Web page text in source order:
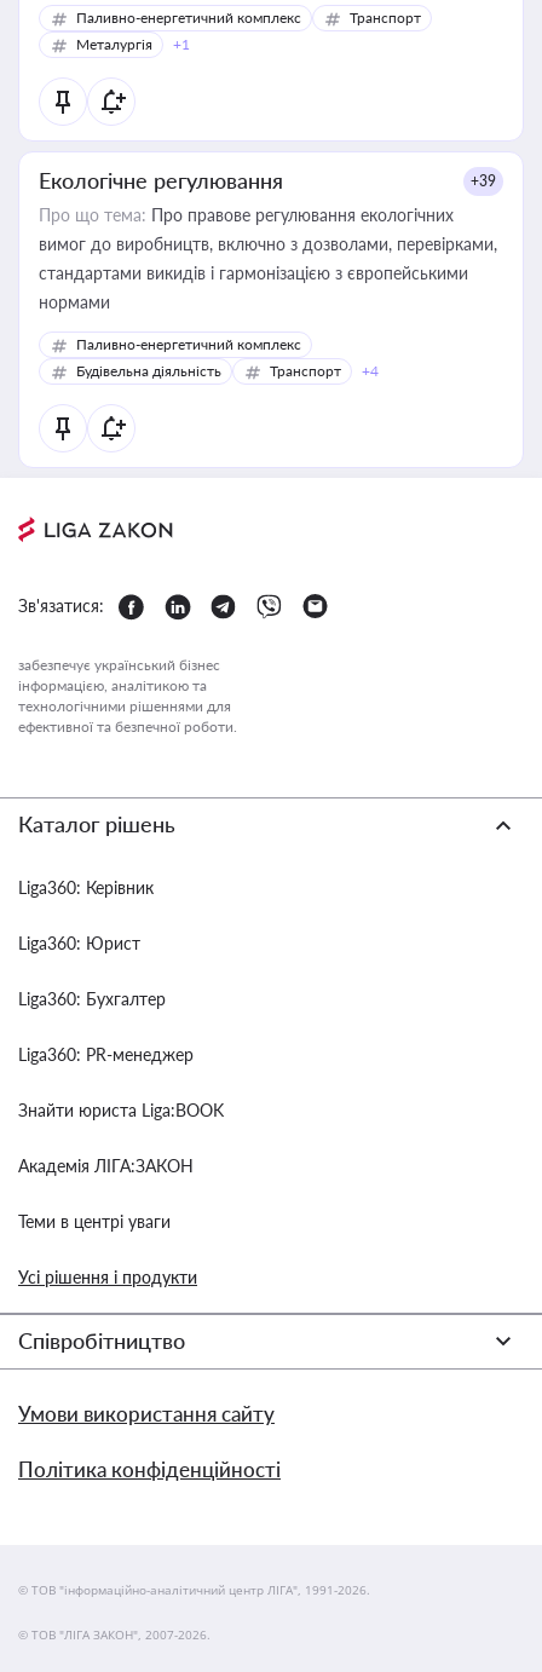
Паливно-енергетичний комплекс
Транспорт
Металургія
+1
Екологічне регулювання +39
Про що тема: Про правове регулювання екологічних
вимог до виробництв, включно з дозволами, перевірками,
стандартами викидів і гармонізацією з європейськими
нормами
Паливно-енергетичний комплекс
Будівельна діяльність
Транспорт +4
Зв'язатися:
забезпечує український бізнес
інформацією, аналітикою та
технологічними рішеннями для
ефективної та безпечної роботи.
Каталог рішень
Liga360: Керівник
Liga360: Юрист
Liga360: Бухгалтер
Liga360: PR-менеджер
Знайти юриста Liga:BOOK
Академія ЛІГА:ЗАКОН
Теми в центрі уваги
Усі рішення і продукти
Співробітництво
Умови використання сайту
Політика конфіденційності
© ТОВ "інформаційно-аналітичний центр ЛІГА", 1991-2026.
© ТОВ "ЛІГА ЗАКОН", 2007-2026.